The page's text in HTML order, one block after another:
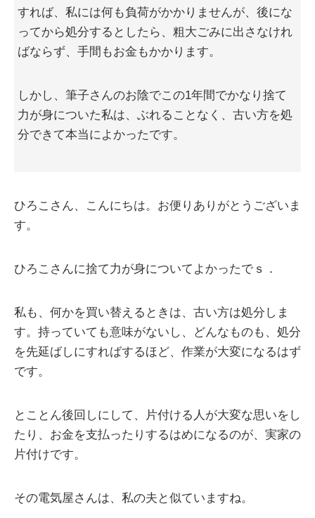
すれば、私には何も負荷がかかりませんが、後にな
ってから処分するとしたら、粗大ごみに出さなけれ
ばならず、手間もお金もかかります。
しかし、筆子さんのお陰でこの1年間でかなり捨て
力が身についた私は、ぶれることなく、古い方を処
分できて本当によかったです。
ひろこさん、こんにちは。お便りありがとうございま
す。
ひろこさんに捨て力が身についてよかったでｓ．
私も、何かを買い替えるときは、古い方は処分しま
す。持っていても意味がないし、どんなものも、処分
を先延ばしにすればするほど、作業が大変になるはず
です。
とことん後回しにして、片付ける人が大変な思いをし
たり、お金を支払ったりするはめになるのが、実家の
片付けです。
その電気屋さんは、私の夫と似ていますね。